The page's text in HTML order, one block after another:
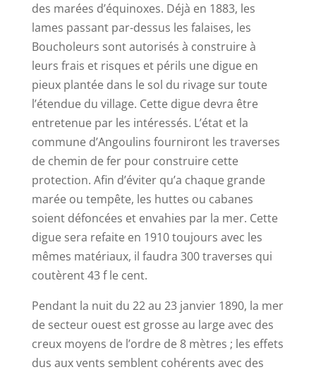
des marées d’équinoxes. Déjà en 1883, les
lames passant par-dessus les falaises, les
Boucholeurs sont autorisés à construire à
leurs frais et risques et périls une digue en
pieux plantée dans le sol du rivage sur toute
l’étendue du village. Cette digue devra être
entretenue par les intéressés. L’état et la
commune d’Angoulins fourniront les traverses
de chemin de fer pour construire cette
protection. Afin d’éviter qu’a chaque grande
marée ou tempête, les huttes ou cabanes
soient défoncées et envahies par la mer. Cette
digue sera refaite en 1910 toujours avec les
mêmes matériaux, il faudra 300 traverses qui
coutèrent 43 f le cent.
Pendant la nuit du 22 au 23 janvier 1890, la mer
de secteur ouest est grosse au large avec des
creux moyens de l’ordre de 8 mètres ; les effets
dus aux vents semblent cohérents avec des